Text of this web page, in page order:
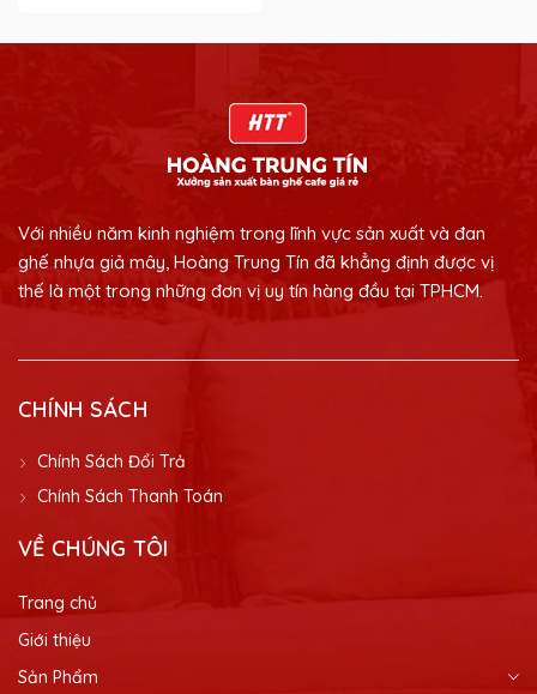
Với nhiều năm kinh nghiệm trong lĩnh vực sản xuất và đan
ghế nhựa giả mây, Hoàng Trung Tín đã khẳng định được vị
thế là một trong những đơn vị uy tín hàng đầu tại TPHCM.
CHÍNH SÁCH
Chính Sách Đổi Trả
Chính Sách Thanh Toán
VỀ CHÚNG TÔI
Trang chủ
Giới thiệu
Sản Phẩm